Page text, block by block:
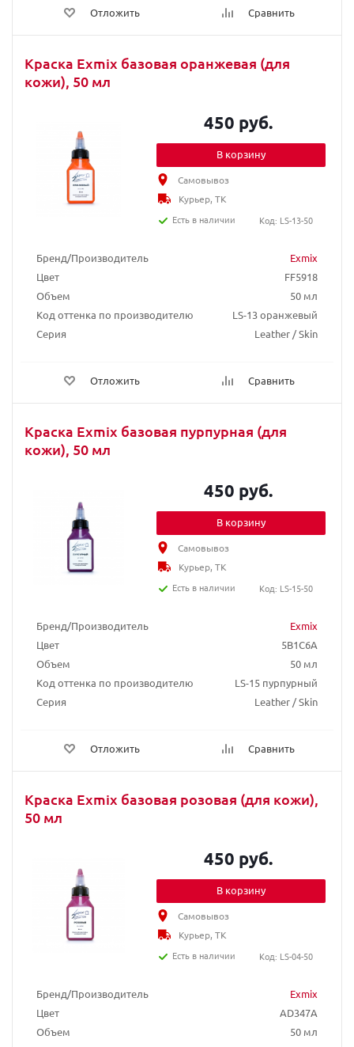
Отложить Сравнить
Краска Exmix базовая оранжевая (для
кожи), 50 мл
Бренд/Производитель
Exmix
Цвет
FF5918
Объем
50 мл
Код оттенка по производителю
LS-13 оранжевый
Серия
Leather / Skin
Отложить Сравнить
450 руб.
В корзину
Самовывоз
Курьер, ТК
Есть в наличии
Код: LS-13-50
Краска Exmix базовая пурпурная (для
кожи), 50 мл
Бренд/Производитель
Exmix
Цвет
5B1C6A
Объем
50 мл
Код оттенка по производителю
LS-15 пурпурный
Серия
Leather / Skin
Отложить Сравнить
450 руб.
В корзину
Самовывоз
Курьер, ТК
Есть в наличии
Код: LS-15-50
Краска Exmix базовая розовая (для кожи),
50 мл
Бренд/Производитель
Exmix
Цвет
AD347A
Объем
50 мл
450 руб.
В корзину
Самовывоз
Курьер, ТК
Есть в наличии
Код: LS-04-50